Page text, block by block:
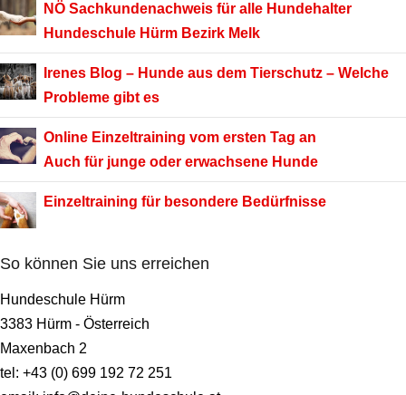
NÖ Sachkundenachweis für alle Hundehalter
Hundeschule Hürm Bezirk Melk
Irenes Blog – Hunde aus dem Tierschutz – Welche
Probleme gibt es
Online Einzeltraining vom ersten Tag an
Auch für junge oder erwachsene Hunde
Einzeltraining für besondere Bedürfnisse
So können Sie uns erreichen
Hundeschule Hürm
3383 Hürm - Österreich
Maxenbach 2
tel: +43 (0) 699 192 72 251